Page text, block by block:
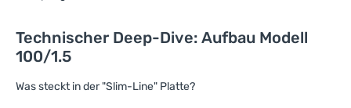
Technischer Deep-Dive: Aufbau Modell
100/1.5
Was steckt in der "Slim-Line" Platte?